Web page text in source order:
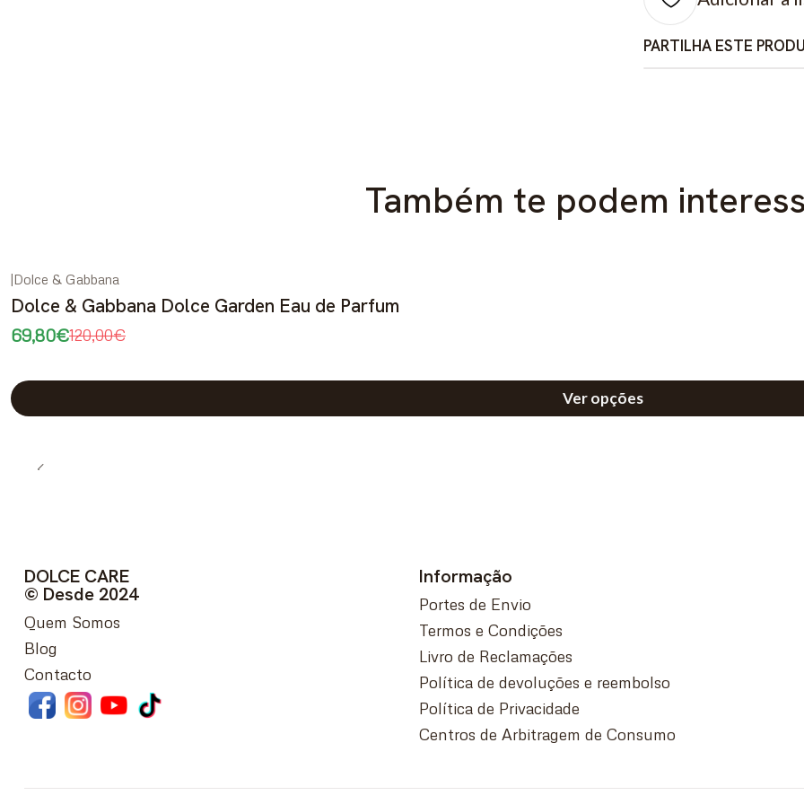
PARTILHA ESTE
Também te podem
-42%DESCONTO
|Dolce & Gabbana
Dolce & Gabbana Dolce Garden Eau de Parfum
69,80€120,00€
Ver opções
DOLCE CARE
© Desde 2024
Quem Somos
Blog
Contacto
Informação
Portes de Envio
Termos e Condições
Livro de Reclamações
Política de devoluções e reembolso
Política de Privacidade
Centros de Arbitragem de Consumo